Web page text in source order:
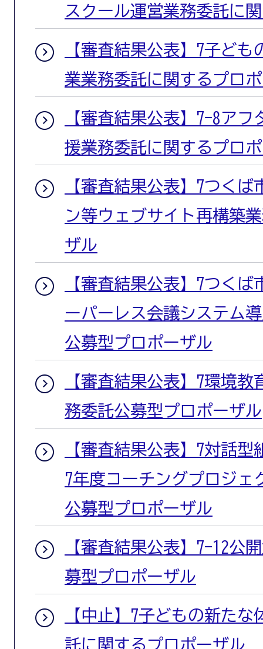
スクール運営業務委託に
【審査結果公表】7子ど
業業務委託に関するプロ
【審査結果公表】7-8ア
援業務委託に関するプロ
【審査結果公表】7つく
ン等ウェブサイト再構築
ザル
【審査結果公表】7つく
ーパーレス会議システム
公募型プロポーザル
【審査結果公表】7環境
務委託公募型プロポーザル
【審査結果公表】7対話
7年度コーチングプロジェ
公募型プロポーザル
【審査結果公表】7-12公
募型プロポーザル
【中止】7子どもの新た
託に関するプロポーザル